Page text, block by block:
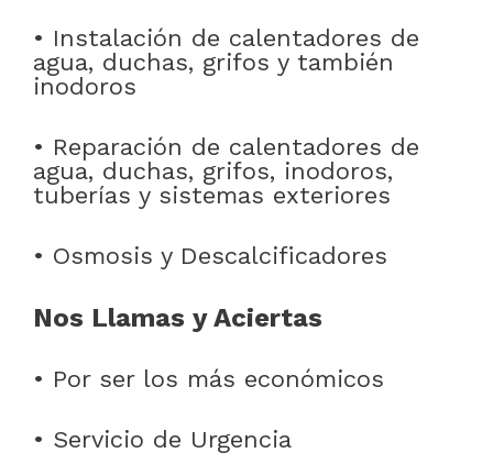
• Instalación de calentadores de
agua, duchas, grifos y también
inodoros
• Reparación de calentadores de
agua, duchas, grifos, inodoros,
tuberías y sistemas exteriores
• Osmosis y Descalcificadores
Nos Llamas y Aciertas
• Por ser los más económicos
• Servicio de Urgencia